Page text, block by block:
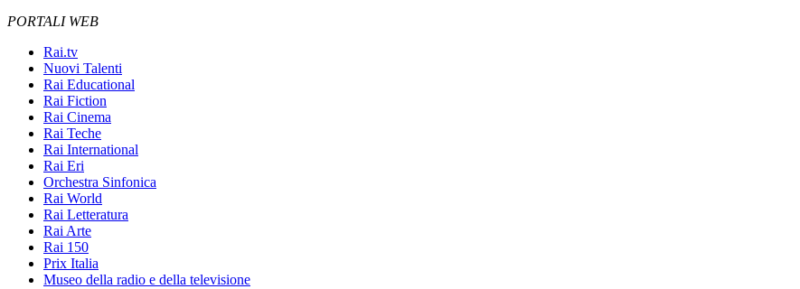
PORTALI WEB
Rai.tv
Nuovi Talenti
Rai Educational
Rai Fiction
Rai Cinema
Rai Teche
Rai International
Rai Eri
Orchestra Sinfonica
Rai World
Rai Letteratura
Rai Arte
Rai 150
Prix Italia
Museo della radio e della televisione